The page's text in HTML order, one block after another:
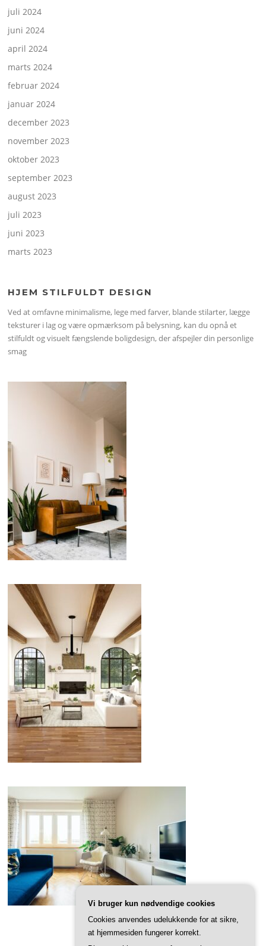
juli 2024
juni 2024
april 2024
marts 2024
februar 2024
januar 2024
december 2023
november 2023
oktober 2023
september 2023
august 2023
juli 2023
juni 2023
marts 2023
HJEM STILFULDT DESIGN
Ved at omfavne minimalisme, lege med farver, blande stilarter, lægge
teksturer i lag og være opmærksom på belysning, kan du opnå et
stilfuldt og visuelt fængslende boligdesign, der afspejler din personlige
smag
Vi bruger kun nødvendige cookies
Cookies anvendes udelukkende for at sikre,
at hjemmesiden fungerer korrekt.